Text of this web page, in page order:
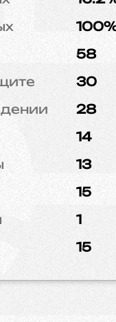
58
30
28
14
13
15
1
15